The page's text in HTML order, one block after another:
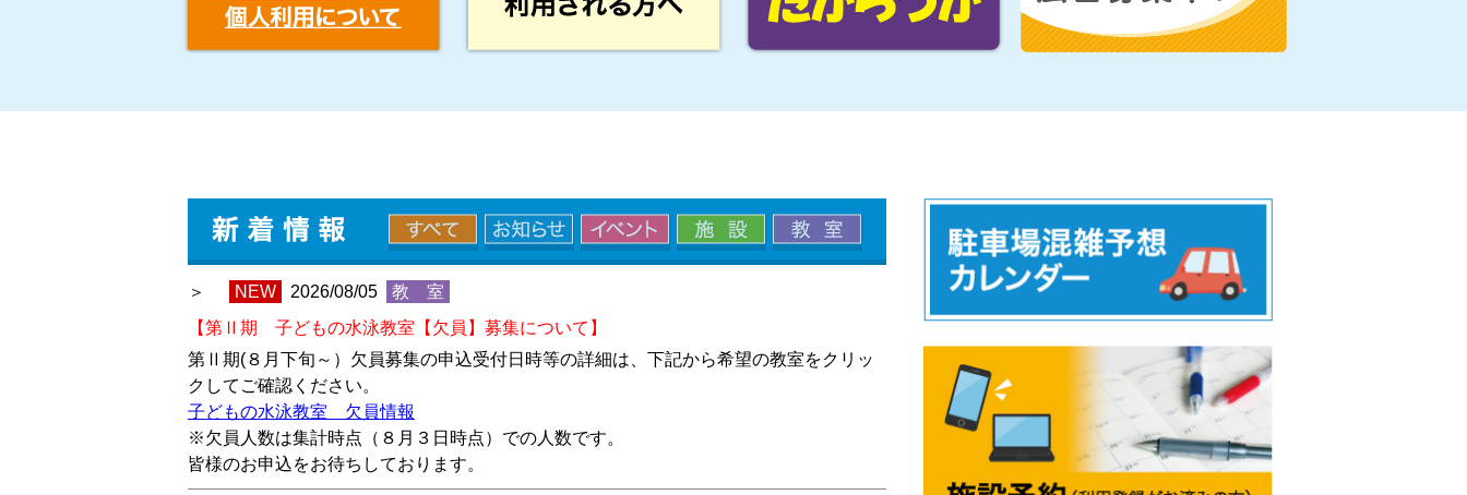
NEW 2026/08/05
教 室
【第Ⅱ期 子どもの水泳教室【欠員】募集について】
第Ⅱ期(８月下旬～）欠員募集の申込受付日時等の詳細は、下記から希望の教室をクリッ
クしてご確認ください。
子どもの水泳教室 欠員情報
※欠員人数は集計時点（８月３日時点）での人数です。
皆様のお申込をお待ちしております。